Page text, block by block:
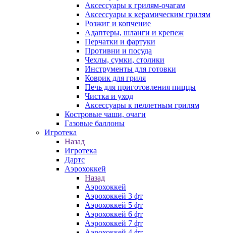
Аксессуары к грилям-очагам
Аксессуары к керамическим грилям
Розжиг и копчение
Адаптеры, шланги и крепеж
Перчатки и фартуки
Противни и посуда
Чехлы, сумки, столики
Инструменты для готовки
Коврик для гриля
Печь для приготовления пиццы
Чистка и уход
Аксессуары к пеллетным грилям
Костровые чаши, очаги
Газовые баллоны
Игротека
Назад
Игротека
Дартс
Аэрохоккей
Назад
Аэрохоккей
Аэрохоккей 3 фт
Аэрохоккей 5 фт
Аэрохоккей 6 фт
Аэрохоккей 7 фт